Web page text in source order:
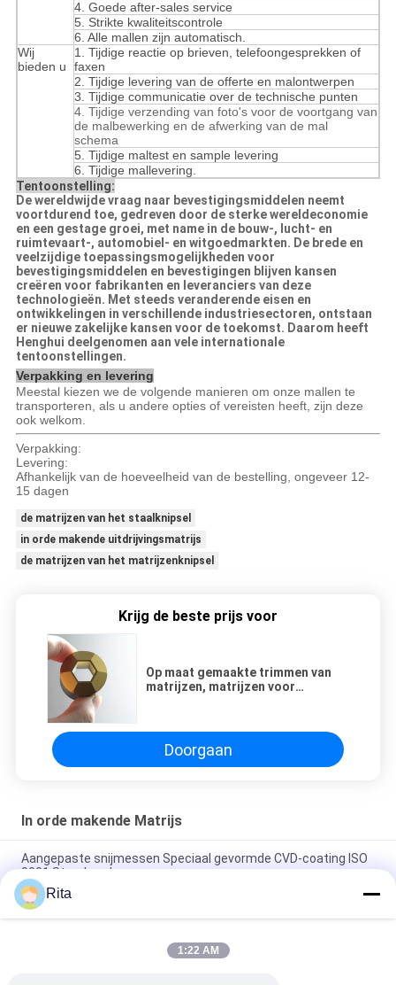
4. Goede after-sales service
5. Strikte kwaliteitscontrole
6. Alle mallen zijn automatisch.
Wij
bieden u
1. Tijdige reactie op brieven, telefoongesprekken of
faxen
2. Tijdige levering van de offerte en malontwerpen
3. Tijdige communicatie over de technische punten
4. Tijdige verzending van foto's voor de voortgang van
de malbewerking en de afwerking van de mal
schema
5. Tijdige maltest en sample levering
6. Tijdige mallevering.
Tentoonstelling:
De wereldwijde vraag naar bevestigingsmiddelen neemt
voortdurend toe, gedreven door de sterke wereldeconomie
en een gestage groei, met name in de bouw-, lucht- en
ruimtevaart-, automobiel- en witgoedmarkten. De brede en
veelzijdige toepassingsmogelijkheden voor
bevestigingsmiddelen en bevestigingen blijven kansen
creëren voor fabrikanten en leveranciers van deze
technologieën. Met steeds veranderende eisen en
ontwikkelingen in verschillende industriesectoren, ontstaan
er nieuwe zakelijke kansen voor de toekomst. Daarom heeft
Henghui deelgenomen aan vele internationale
tentoonstellingen.
Verpakking en levering
Meestal kiezen we de volgende manieren om onze mallen te
transporteren, als u andere opties of vereisten heeft, zijn deze
ook welkom.
Verpakking:
Levering:
Afhankelijk van de hoeveelheid van de bestelling, ongeveer 12-
15 dagen
de matrijzen van het staalknipsel
in orde makende uitdrijvingsmatrijs
de matrijzen van het matrijzenknipsel
Krijg de beste prijs voor
Op maat gemaakte trimmen van
matrijzen, matrijzen voor
Doorgaan
In orde makende Matrijs
Aangepaste snijmessen Speciaal gevormde CVD-coating ISO
9001 Standaard
M35 M42 Snij- en Afwerkstempels, Maatwerk Ponsstempel
met Zeshoekige Vorm
Zeskantboutkop trimmatrijs spiegelpolijsten voor en na
Rita
1:22 AM